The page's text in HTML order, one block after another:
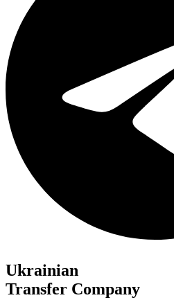
Ukrainian
Transfer Company